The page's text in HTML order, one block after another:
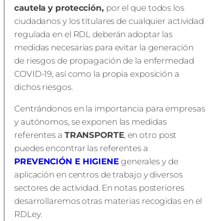
cautela y protección, por el que todos los
ciudadanos y los titulares de cualquier actividad
regulada en el RDL deberán adoptar las
medidas necesarias para evitar la generación
de riesgos de propagación de la enfermedad
COVID-19, así como la propia exposición a
dichos riesgos.
Centrándonos en la importancia para empresas
y autónomos, se exponen las medidas
referentes a TRANSPORTE, en otro post
puedes encontrar las referentes a
PREVENCIÓN E HIGIENE generales y de
aplicación en centros de trabajo y diversos
sectores de actividad. En notas posteriores
desarrollaremos otras materias recogidas en el
RDLey.